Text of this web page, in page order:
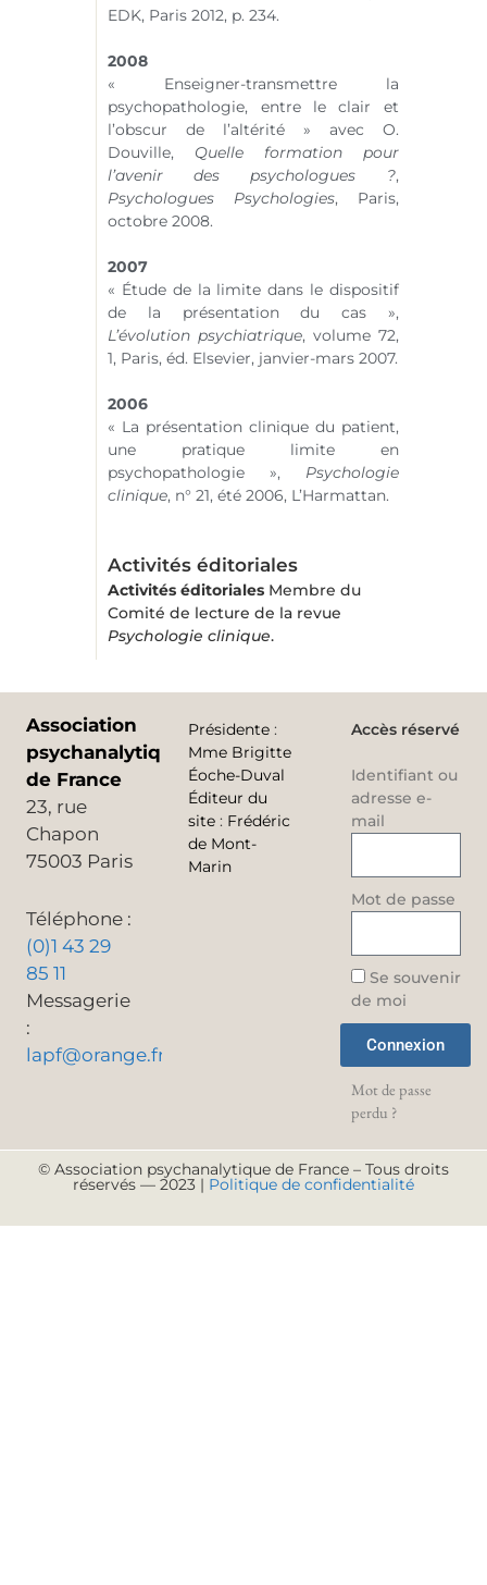
EDK, Paris 2012, p. 234.
2008
« Enseigner-transmettre la
psychopathologie, entre le clair et
l’obscur de l’altérité » avec O.
Douville, Quelle formation pour
l’avenir des psychologues ?,
Psychologues Psychologies, Paris,
octobre 2008.
2007
« Étude de la limite dans le dispositif
de la présentation du cas »,
L’évolution psychiatrique, volume 72,
1, Paris, éd. Elsevier, janvier-mars 2007.
2006
« La présentation clinique du patient,
une pratique limite en
psychopathologie », Psychologie
clinique, n° 21, été 2006, L’Harmattan.
Activités éditoriales
Activités éditoriales Membre du
Comité de lecture de la revue
Psychologie clinique.
Association
psychanalytique
de France
23, rue
Chapon
75003 Paris
Téléphone :
(0)1 43 29
85 11
Messagerie
:
lapf@orange.fr
Présidente :
Mme Brigitte
Éoche-Duval
Éditeur du
site : Frédéric
de Mont-
Marin
Accès réservé
Identifiant ou
adresse e-
mail
Mot de passe
Se souvenir
de moi
Connexion
Mot de passe
perdu ?
© Association psychanalytique de France – Tous droits
réservés — 2023 | Politique de confidentialité